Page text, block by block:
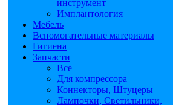
инструмент
Имплантология
Мебель
Вспомогательные материалы
Гигиена
Запчасти
Все
Для компрессора
Коннекторы, Штуцеры
Лампочки, Светильники,